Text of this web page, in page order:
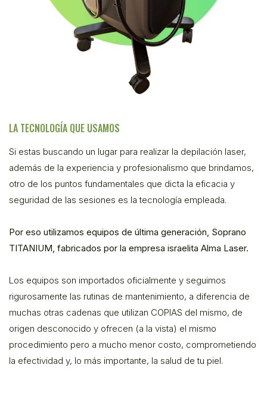
LA TECNOLOGÍA QUE USAMOS
Si estas buscando un lugar para realizar la depilación laser,
además de la experiencia y profesionalismo que brindamos,
otro de los puntos fundamentales que dicta la eficacia y
seguridad de las sesiones es la tecnología empleada.
Por eso utilizamos equipos de última generación, Soprano
TITANIUM, fabricados por la empresa israelita Alma Laser.
Los equipos son importados oficialmente y seguimos
rigurosamente las rutinas de mantenimiento, a diferencia de
muchas otras cadenas que utilizan COPIAS del mismo, de
origen desconocido y ofrecen (a la vista) el mismo
procedimiento pero a mucho menor costo, comprometiendo
la efectividad y, lo más importante, la salud de tu piel.